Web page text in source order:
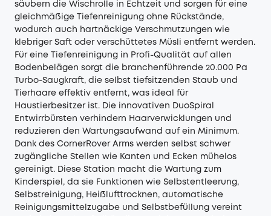
säubern die Wischrolle in Echtzeit und sorgen für eine
gleichmäßige Tiefenreinigung ohne Rückstände,
wodurch auch hartnäckige Verschmutzungen wie
klebriger Saft oder verschüttetes Müsli entfernt werden.
Für eine Tiefenreinigung in Profi-Qualität auf allen
Bodenbelägen sorgt die branchenführende 20.000 Pa
Turbo-Saugkraft, die selbst tiefsitzenden Staub und
Tierhaare effektiv entfernt, was ideal für
Haustierbesitzer ist. Die innovativen DuoSpiral
Entwirrbürsten verhindern Haarverwicklungen und
reduzieren den Wartungsaufwand auf ein Minimum.
Dank des CornerRover Arms werden selbst schwer
zugängliche Stellen wie Kanten und Ecken mühelos
gereinigt. Diese Station macht die Wartung zum
Kinderspiel, da sie Funktionen wie Selbstentleerung,
Selbstreinigung, Heißlufttrocknen, automatische
Reinigungsmittelzugabe und Selbstbefüllung vereint